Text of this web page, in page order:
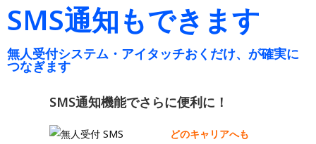
SMS通知もできます
無人受付システム・アイタッチおくだけ、が確実に
つなぎます
SMS通知機能でさらに便利に！
どのキャリアへも